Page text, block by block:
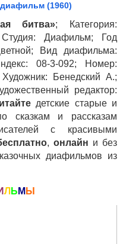
(1960)
битва»; Категория:
Студия: Диафильм; Год
Вид диафильма:
08-3-092; Номер:
Бенедский А.;
редактор:
детские старые и
сказкам и рассказам
с красивыми
, онлайн и без
диафильмов из
Л Ь М Ы